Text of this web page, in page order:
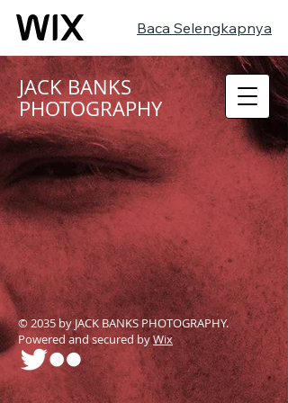
Baca Selengkapnya